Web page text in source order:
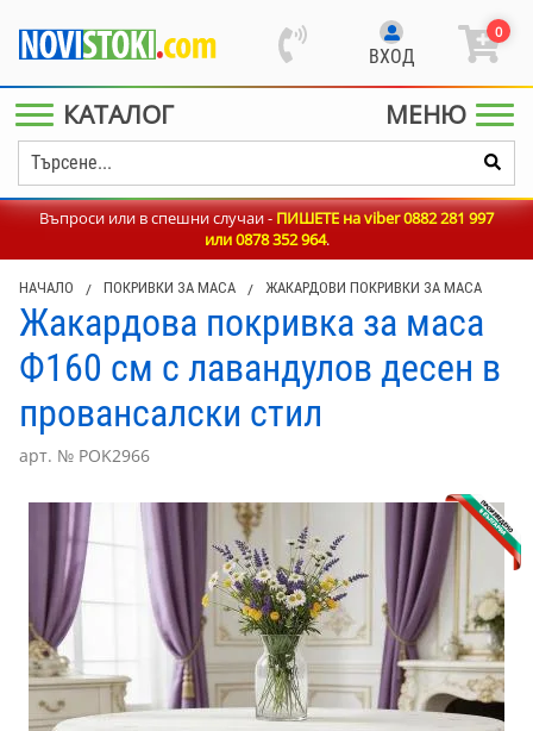
ВХОД
0
КАТАЛОГ МЕНЮ
Въпроси или в спешни случаи -ПИШЕТЕ на viber 0882 281 997
или0878 352 964.
НАЧАЛО / ПОКРИВКИ ЗА МАСА / ЖАКАРДОВИ ПОКРИВКИ ЗА МАСА
Жакардова покривка за маса
Ф160 см с лавандулов десен в
провансалски стил
арт. № POK2966